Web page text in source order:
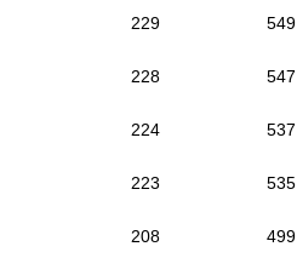
229
228
224
223
208